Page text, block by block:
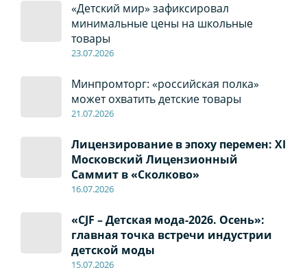
«Детский мир» зафиксировал
минимальные цены на школьные
товары
23.07.2026
Минпромторг: «российская полка»
может охватить детские товары
21.07.2026
Лицензирование в эпоху перемен: XI
Московский Лицензионный
Саммит в «Сколково»
16.07.2026
«CJF – Детская мода-2026. Осень»:
главная точка встречи индустрии
детской моды
15.07.2026